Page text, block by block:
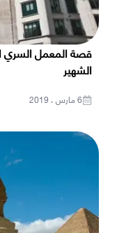
قصة المعمل السري
الشهير
6 مارس ، 2019